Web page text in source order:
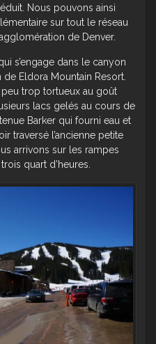
Nous pouvons ainsi
sur tout le réseau
de Denver.
s’engage dans le canyon
Eldora Mountain Resort.
peu trop tortueux au goût
lacs gelés au cours de
Barker qui fourni eau et
traversé l’ancienne petite
arrivons sur les rampes
quart d’heures.